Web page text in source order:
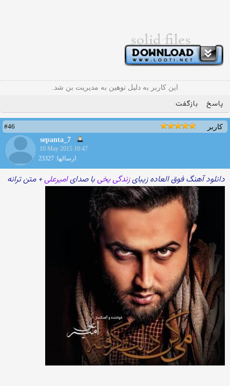
این کاربر به دلیل توهین به مدیریت بن شد.
پاسخ بازگفت
کاربر
#46
sepanta_7
10 May 2015 10:47
ارسالها: 23327
دانلود آهنگ فوق العاده زیبایزندگی یخیبا صدایامیرعلی+ متن ترانه